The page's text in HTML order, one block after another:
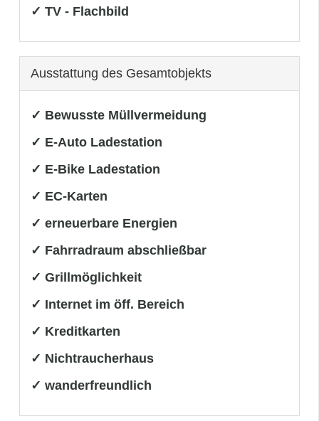
✓ TV - Flachbild
Ausstattung des Gesamtobjekts
✓ Bewusste Müllvermeidung
✓ E-Auto Ladestation
✓ E-Bike Ladestation
✓ EC-Karten
✓ erneuerbare Energien
✓ Fahrradraum abschließbar
✓ Grillmöglichkeit
✓ Internet im öff. Bereich
✓ Kreditkarten
✓ Nichtraucherhaus
✓ wanderfreundlich